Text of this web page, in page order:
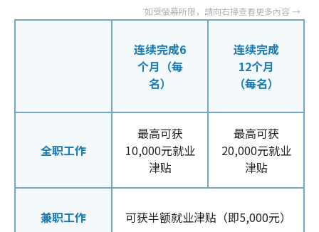
连续完成6
个月（每
名）
连续完成
12个月
（每名）
全职工作
最高可获
10,000元就业
津贴
最高可获
20,000元就业
津贴
兼职工作 可获半额就业津贴（即5,000元）